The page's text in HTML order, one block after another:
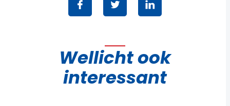
Wellicht ook
interessant